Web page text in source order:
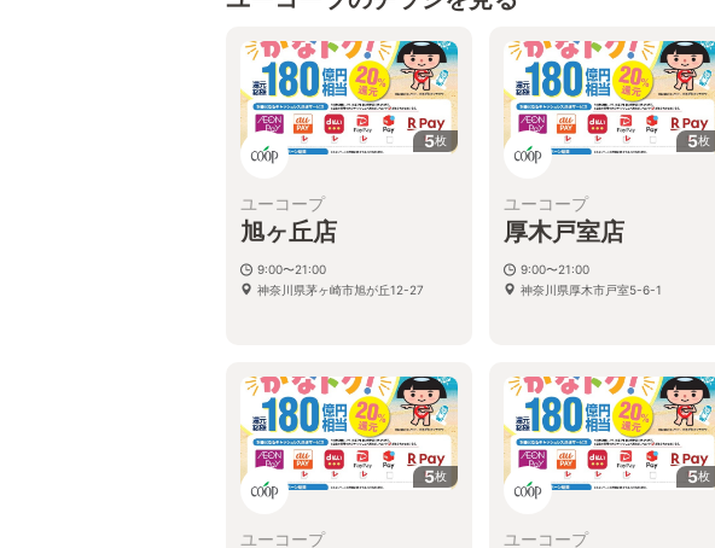
5枚
ユーコープ
旭ヶ丘店
9:00〜21:00
神奈川県茅ヶ崎市旭が丘12-27
5枚
ユーコープ
厚木戸室店
9:00〜21:00
神奈川県厚木市戸室5-6-1
5枚
ユーコープ
5枚
ユーコープ